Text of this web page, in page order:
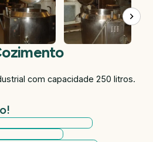
com capacidade 250 litros.